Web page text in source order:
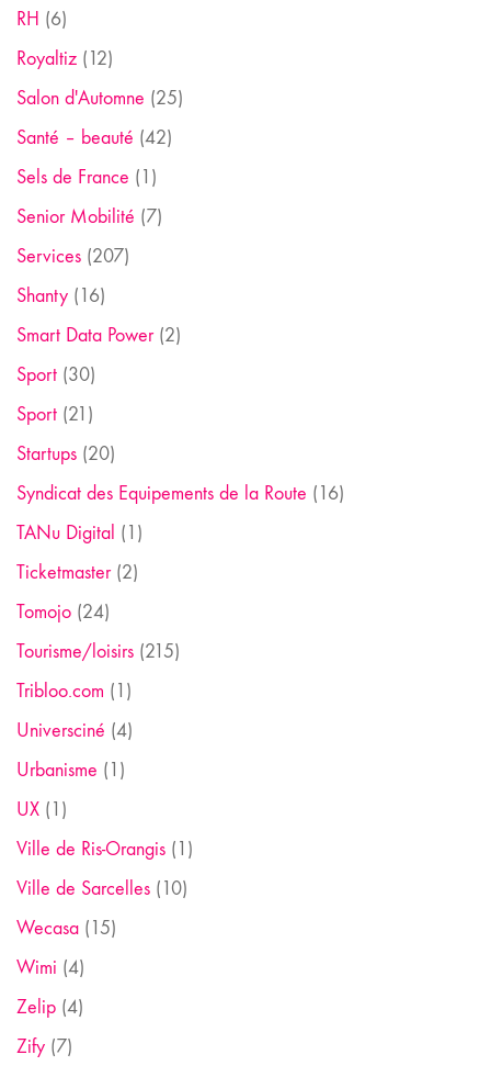
RH (6)
Royaltiz (12)
Salon d'Automne (25)
Santé – beauté (42)
Sels de France (1)
Senior Mobilité (7)
Services (207)
Shanty (16)
Smart Data Power(2)
Sport (30)
Sport (21)
Startups (20)
Syndicat des Equipements de la Route (16)
TANu Digital (1)
Ticketmaster(2)
Tomojo (24)
Tourisme/loisirs (215)
Tribloo.com (1)
Universciné (4)
Urbanisme (1)
UX (1)
Ville de Ris-Orangis (1)
Ville de Sarcelles (10)
Wecasa (15)
Wimi (4)
Zelip (4)
Zify (7)